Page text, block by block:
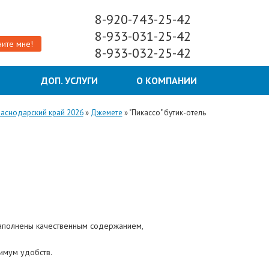
мне!
8-920-743-25-42
8-933-031-25-42
8-933-032-25-42
ДОП. УСЛУГИ О КОМПАНИИ
край 2026» Джемете »"Пикассо" бутик-отель
качественным содержанием,
удобств.